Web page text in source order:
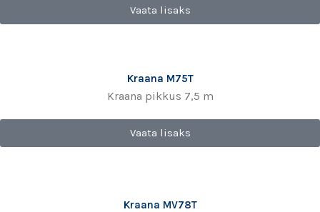
Vaata lisaks
Kraana M75T
Kraana pikkus 7,5 m
Vaata lisaks
Kraana MV78T